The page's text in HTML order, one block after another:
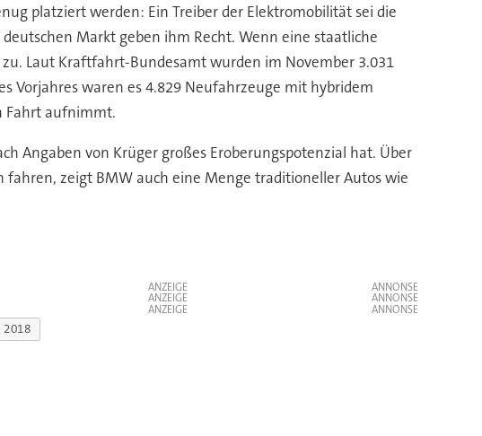
platziert werden: Ein Treiber der Elektromobilität sei die
Markt geben ihm Recht. Wenn eine staatliche
Laut Kraftfahrt-Bundesamt wurden im November 3.031
Vorjahres waren es 4.829 Neufahrzeuge mit hybridem
Fahrt aufnimmt.
Angaben von Krüger großes Eroberungspotenzial hat. Über
zeigt BMW auch eine Menge traditioneller Autos wie
ANZEIGE
ANZEIGE
ANZEIGE
2018